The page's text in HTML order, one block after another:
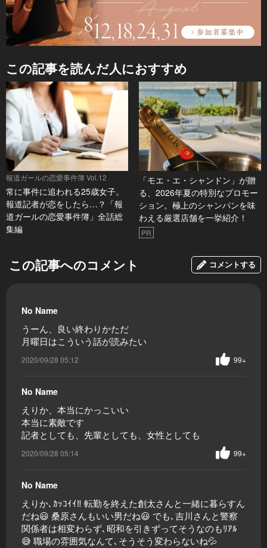
この記事を読んだ人におすすめ
報道ガールの恋愛事件簿 Vol.12
常に事件に追われる25歳女子。
報道記者が恋をしたら…？「報
道ガールの恋愛事件簿」全話総
集編
「モエ・エ・シャンドン」が贈
る、2026年夏の特別なプロモー
ション。極上のシャンパンを味
わえる厳選店舗を一挙紹介！
PR
この記事へのコメント コメントする
No Name
うーん、良い終わりかただ
月曜日はこういう話が読みたい
2020/09/28 05:12 99+
No Name
えりか、本当にかっこいい
本当に素敵です
記者としても、先輩としても、女性としても
2020/09/28 05:14 99+
No Name
えりか､ｶｯｺｲｲ‼️ 転勤を終えた創太さんと一緒に暮らすん
だね😃 桑原さんもいい男だね😃 でも､吉川さんと警察
関係者は相変わらず､昭和を引きずってそうなのもﾘｱﾙ
😅 職場の雰囲気なんて､そうそう変わらないね💦